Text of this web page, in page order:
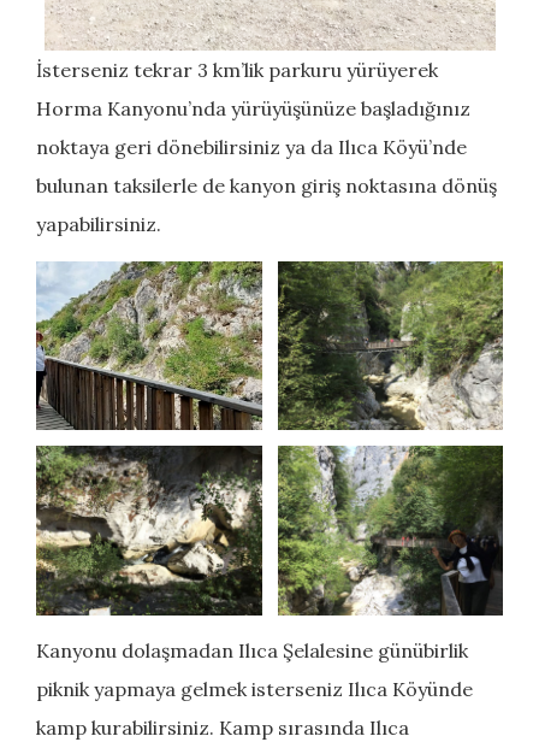
İsterseniz tekrar 3 km’lik parkuru yürüyerek
Horma Kanyonu’nda yürüyüşünüze başladığınız
noktaya geri dönebilirsiniz ya da Ilıca Köyü’nde
bulunan taksilerle de kanyon giriş noktasına dönüş
yapabilirsiniz.
Kanyonu dolaşmadan Ilıca Şelalesine günübirlik
piknik yapmaya gelmek isterseniz Ilıca Köyünde
kamp kurabilirsiniz. Kamp sırasında Ilıca